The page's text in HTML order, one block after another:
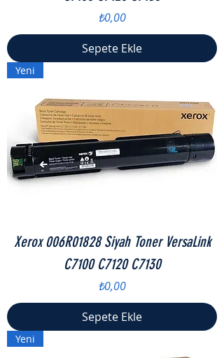
Fiyat
₺0,00
Sepete Ekle
Yeni
Xerox 006R01828 Siyah Toner VersaLink
C7100 C7120 C7130
Fiyat
₺0,00
Sepete Ekle
Yeni